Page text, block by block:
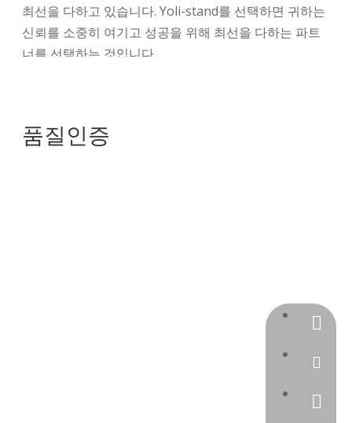
최선을 다하고 있습니다. Yoli-stand를 선택하면 귀하는
신뢰를 소중히 여기고 성공을 위해 최선을 다하는 파트
너를 선택하는 것입니다.
품질인증
+86